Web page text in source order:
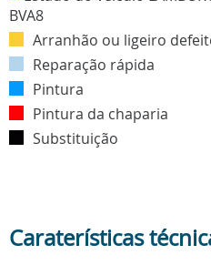
Arranhão ou ligeiro
Reparação rápida
Pintura
Pintura da chaparia
Substituição
Caraterísticas